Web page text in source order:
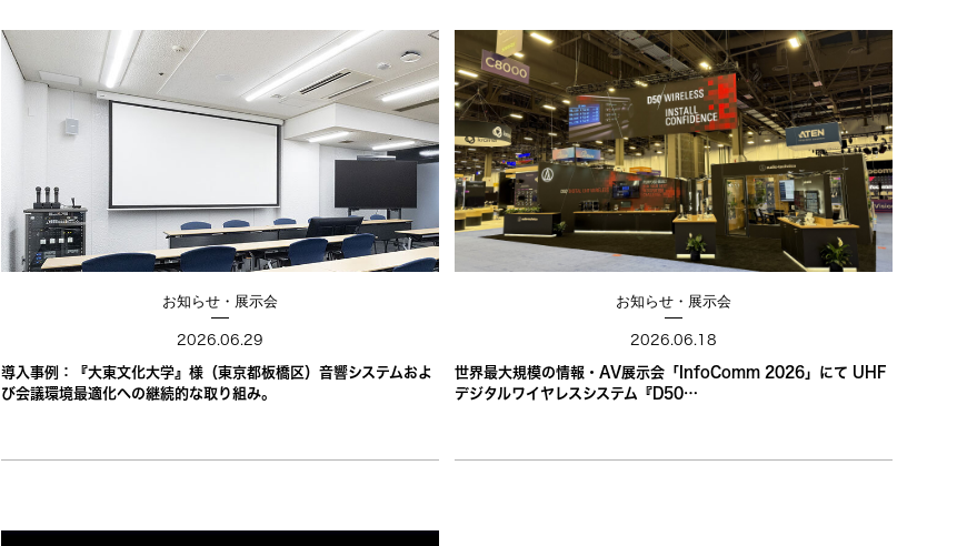
お知らせ・展示会
2026.06.29
導入事例：『大東文化大学』様（東京都板橋区）音響システムおよ
び会議環境最適化への継続的な取り組み。
お知らせ・展示会
2026.06.18
世界最大規模の情報・AV展示会「InfoComm 2026」にて UHF
デジタルワイヤレスシステム『D50…